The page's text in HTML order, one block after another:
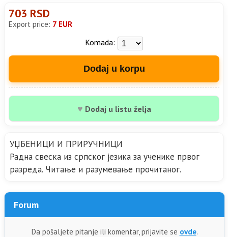
703 RSD
Export price: 7 EUR
Komada:
Dodaj u korpu
♥ Dodaj u listu želja
УЏБЕНИЦИ И ПРИРУЧНИЦИ
Радна свеска из српског језика за ученике првог
разреда. Читање и разумевање прочитаног.
Forum
Da pošaljete pitanje ili komentar, prijavite se ovde.